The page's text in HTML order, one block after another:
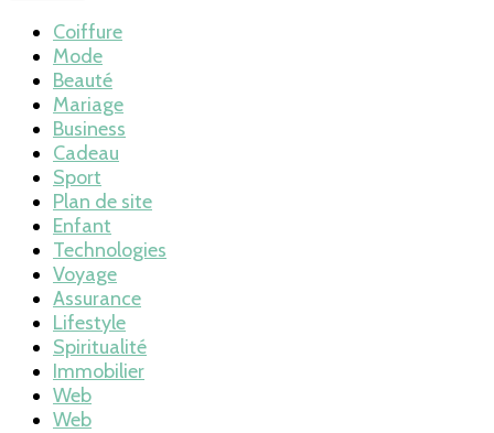
Coiffure
Mode
Beauté
Mariage
Business
Cadeau
Sport
Plan de site
Enfant
Technologies
Voyage
Assurance
Lifestyle
Spiritualité
Immobilier
Web
Web